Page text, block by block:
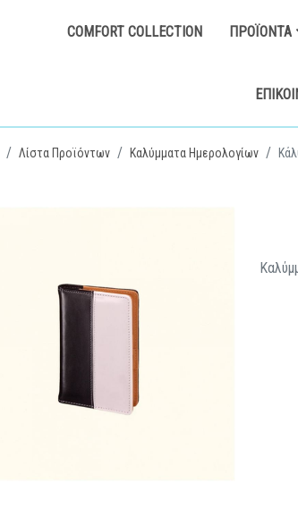
COMFORT COLLECTION ΠΡΟΪΌΝΤΑ
Λίστα Προϊόντων Καλύμματα Ημερολογίων